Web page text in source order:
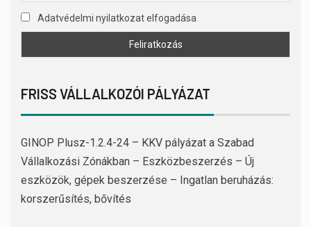
Adatvédelmi nyilatkozat elfogadása
FRISS VÁLLALKOZÓI PÁLYÁZAT
GINOP Plusz-1.2.4-24 – KKV pályázat a Szabad
Vállalkozási Zónákban – Eszközbeszerzés – Új
eszközök, gépek beszerzése – Ingatlan beruházás:
korszerűsítés, bővítés